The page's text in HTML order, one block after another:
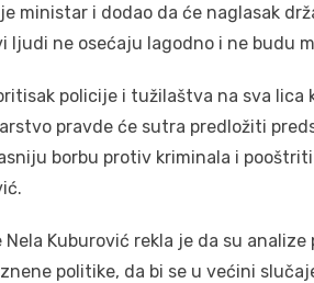
ministar i dodao da će naglasak
ljudi ne osećaju lagodno i ne budu
policije i tužilaštva na sva lica
pravde će sutra predložiti
borbu protiv kriminala i
Nela Kuburović rekla je da su
politike, da bi se u većini